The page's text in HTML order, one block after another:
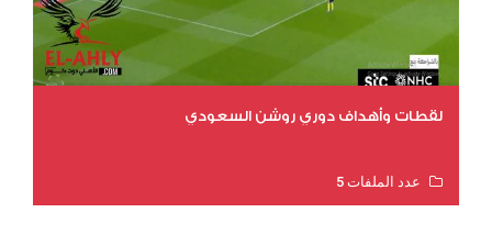
لقطات وأهداف دوري روشن السعودي
عدد الملفات 5